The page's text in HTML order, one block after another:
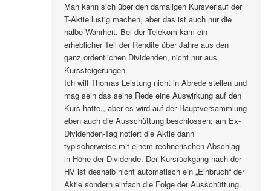
Man kann sich über den damaligen Kursverlauf der
T-Aktie lustig machen, aber das ist auch nur die
halbe Wahrheit. Bei der Telekom kam ein
erheblicher Teil der Rendite über Jahre aus den
ganz ordentlichen Dividenden, nicht nur aus
Kurssteigerungen.
Ich will Thomas Leistung nicht in Abrede stellen und
mag sein das seine Rede eine Auswirkung auf den
Kurs hatte,, aber es wird auf der Hauptversammlung
eben auch die Ausschüttung beschlossen; am Ex-
Dividenden-Tag notiert die Aktie dann
typischerweise mit einem rechnerischen Abschlag
in Höhe der Dividende. Der Kursrückgang nach der
HV ist deshalb nicht automatisch ein „Einbruch“ der
Aktie sondern einfach die Folge der Ausschüttung.